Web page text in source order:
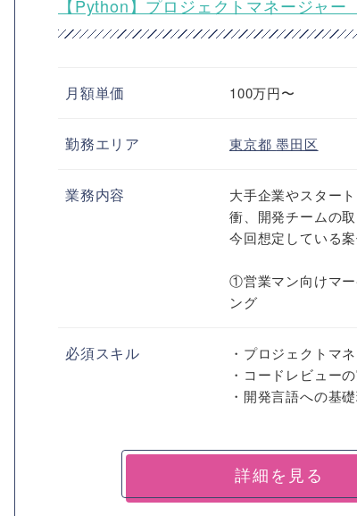
【Python】プロジェクトマネージャ
月額単価 100万円〜
勤務エリア 東京都墨田区
業務内容
大手企業やスター
衝、開発チームの
今回想定している
①営業マン向けマー
ング
必須スキル
・プロジェクトマ
・コードレビュー
・開発言語への基
詳細を見る